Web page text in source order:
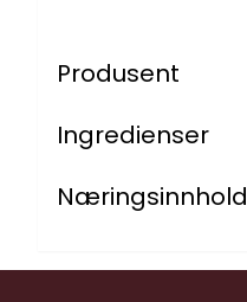
Produsent
Ingredienser
Næringsinnhold